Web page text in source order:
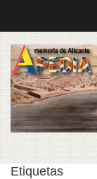
Etiquetas